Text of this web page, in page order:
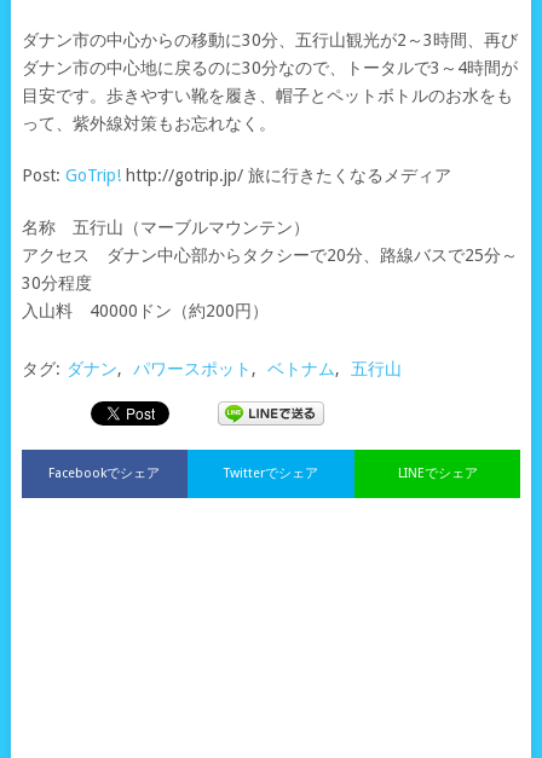
ダナン市の中心からの移動に30分、五行山観光が2～3時間、再び
ダナン市の中心地に戻るのに30分なので、トータルで3～4時間が
目安です。歩きやすい靴を履き、帽子とペットボトルのお水をも
って、紫外線対策もお忘れなく。
Post: GoTrip!http://gotrip.jp/ 旅に行きたくなるメディア
名称 五行山（マーブルマウンテン）
アクセス ダナン中心部からタクシーで20分、路線バスで25分～
30分程度
入山料 40000ドン（約200円）
タグ: ダナン, パワースポット , ベトナム, 五行山
Facebookでシェア LINEでシェア
Twitterでシェア